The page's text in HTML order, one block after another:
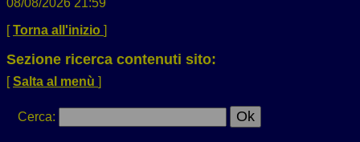
08/08/2026 21:59
[Torna all'inizio ]
Sezione ricerca contenuti sito:
[Salta al menù ]
Cerca: